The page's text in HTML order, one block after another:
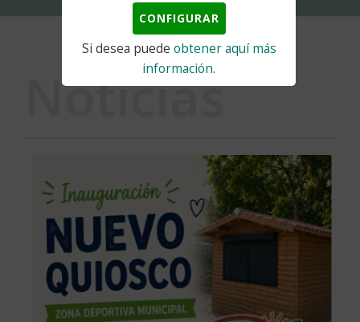
CONFIGURAR
Si desea puede obtener aquí más
información.
Noticias